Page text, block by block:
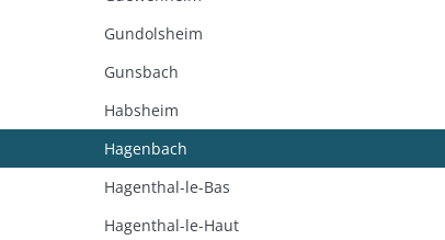
Gundolsheim
Gunsbach
Habsheim
Hagenbach
Hagenthal-le-Bas
Hagenthal-le-Haut